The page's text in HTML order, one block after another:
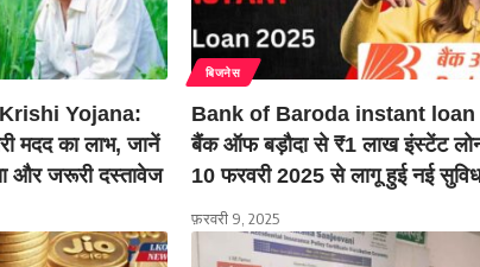
Yojana:
मदद का लाभ, जानें
और जरूरी दस्तावेज
बिजनेस
Bank of Baroda instant loan
बैंक ऑफ बड़ौदा से ₹1 लाख इंस्टेंट
10 फरवरी 2025 से लागू हुई नई
फ़रवरी 9, 2025